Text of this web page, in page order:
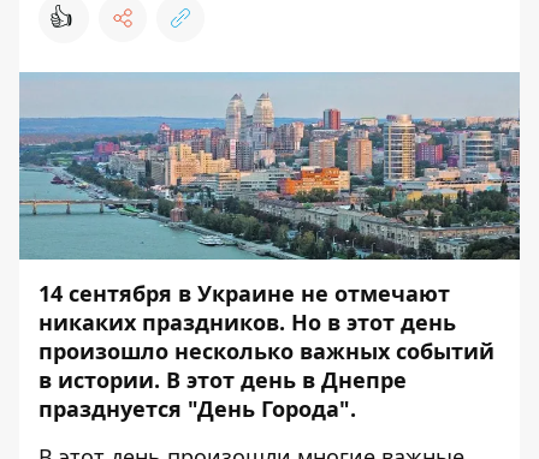
👍
14 сентября в Украине не отмечают
никаких праздников. Но в этот день
произошло несколько важных событий
в истории. В этот день в Днепре
празднуется "День Города".